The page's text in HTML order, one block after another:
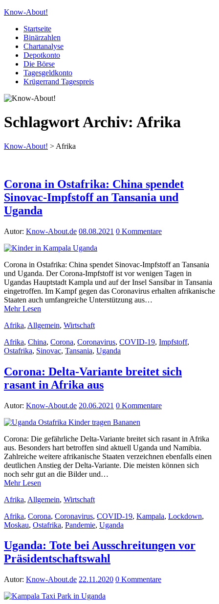
Know-About!
Startseite
Binärzahlen
Chartanalyse
Depotkonto
Die Börse
Tagesgeldkonto
Krügerrand Tagespreis
Schlagwort Archiv: Afrika
Know-About! > Afrika
Corona in Ostafrika: China spendet
Sinovac-Impfstoff an Tansania und
Uganda
Autor: Know-About.de 08.08.2021 0 Kommentare
Corona in Ostafrika: China spendet Sinovac-Impfstoff an Tansania
und Uganda. Der Corona-Impfstoff ist vor wenigen Tagen in
Ugandas Hauptstadt Kampla und auf der Insel Sansibar in Tansania
eingetroffen. Im Kampf gegen das Coronavirus erhalten afrikanische
Staaten auch umfangreiche Unterstützung aus…
Mehr Lesen
Afrika, Allgemein, Wirtschaft
Afrika, China, Corona, Coronavirus, COVID-19, Impfstoff,
Ostafrika, Sinovac, Tansania, Uganda
Corona: Delta-Variante breitet sich
rasant in Afrika aus
Autor: Know-About.de 20.06.2021 0 Kommentare
Corona: Die gefährliche Delta-Variante breitet sich rasant in Afrika
aus. Besonders hart betroffen sind aktuell Uganda und Namibia.
Zahlreiche weitere afrikanische Staaten verzeichnen ebenfalls einen
deutlichen Anstieg der Delta-Variante. Die meisten können sich
noch sehr gut an die Bilder und…
Mehr Lesen
Afrika, Allgemein, Wirtschaft
Afrika, Corona, Coronavirus, COVID-19, Kampala, Lockdown,
Moskau, Ostafrika, Pandemie, Uganda
Uganda: Tote bei Ausschreitungen vor
Präsidentschaftswahl
Autor: Know-About.de 22.11.2020 0 Kommentare